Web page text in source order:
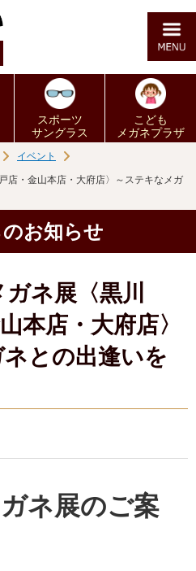
スポーツ
サングラス
こども
メガネプラザ
イベント
店・金山本店・大府店〉～ステキなメガ
お知らせ
ネ展〈黒川
本店・大府店〉
との出逢いを
ネ展のご案